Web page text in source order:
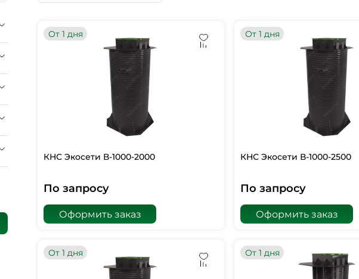
От 1 дня
КНС Экосети В-1000-2000
По запросу
Оформить заказ
От 1 дня
КНС Экосети В-1000-2500
По запросу
Оформить заказ
От 1 дня От 1 дня